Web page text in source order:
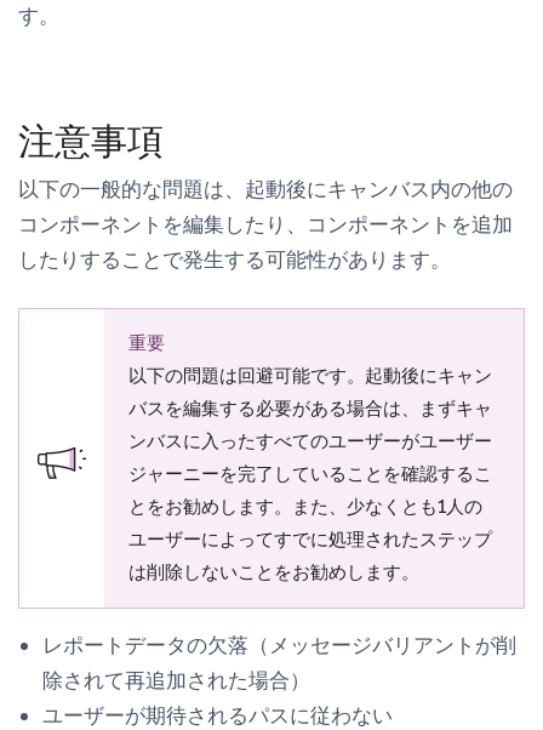
す。
注意事項
以下の一般的な問題は、起動後にキャンバス内の他の
コンポーネントを編集したり、コンポーネントを追加
したりすることで発生する可能性があります。
重要
以下の問題は回避可能です。起動後にキャン
バスを編集する必要がある場合は、まずキャ
ンバスに入ったすべてのユーザーがユーザー
ジャーニーを完了していることを確認するこ
とをお勧めします。また、少なくとも1人の
ユーザーによってすでに処理されたステップ
は削除しないことをお勧めします。
レポートデータの欠落（メッセージバリアントが削
除されて再追加された場合）
ユーザーが期待されるパスに従わない